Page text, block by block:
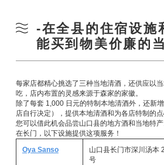
-在全县的住宿设施
能买到物美价廉的
每家店都精心挑选了三种当地清酒，还供应以
吃，店内布置的灵感来源于森家的家徽。
除了每套 1,000 日元的特制本地清酒外，还新
店自行决定），提供本地清酒和为各店特制的点
您可以借此机会品尝山口县的地方酒和当地特产
在长门，以下设施提供这项服务！
Oya Sanso
山口县长门市深川汤本
号